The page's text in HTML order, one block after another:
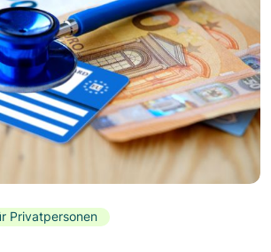
Privatpersonen